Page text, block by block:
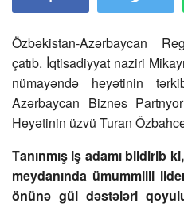
Özbəkistan-Azərbaycan
çatıb. İqtisadiyyat naziri
nümayəndə heyətinin
Azərbaycan Biznes
Heyətinin üzvü Turan
Tanınmış iş adamı bildirib
meydanında ümummilli
önünə gül dəstələri